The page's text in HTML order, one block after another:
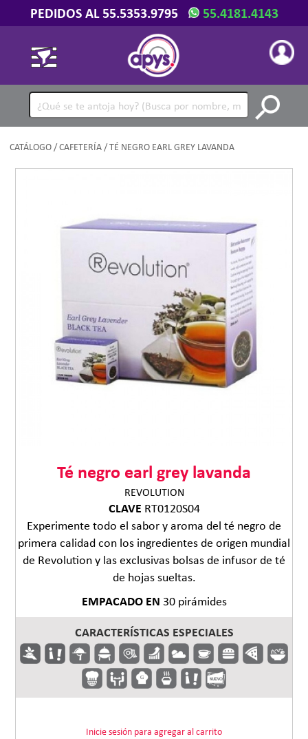
PEDIDOS AL 55.5353.9795 55.4181.4143
CATÁLOGO/CAFETERÍA/ TÉ NEGRO EARL GREY LAVANDA
Té negro earl grey lavanda
REVOLUTION
CLAVE RT0120S04
Experimente todo el sabor y aroma del té negro de
primera calidad con los ingredientes de origen mundial
de Revolution y las exclusivas bolsas de infusor de té
de hojas sueltas.
EMPACADO EN 30 pirámides
CARACTERÍSTICAS ESPECIALES
Inicie sesión para agregar al carrito